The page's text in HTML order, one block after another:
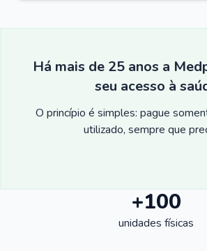
Há mais de 25 anos a
seu acesso à
O princípio é simples: pague
utilizado, sempre que
+100
unidades físicas